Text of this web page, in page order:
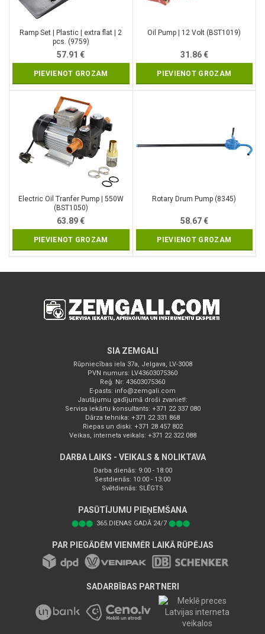
Ramp Set | Plastic | extra flat | 2
pcs. (9759)
57.91€
PIEVIENOT GROZAM
Oil Pump | 12 Volt (BST1019)
31.86€
PIEVIENOT GROZAM
Electric Oil Tranfer Pump | 550W
(BST1050)
63.89€
PIEVIENOT GROZAM
Rotary Drum Pump (8345)
58.67€
PIEVIENOT GROZAM
SIA ZEMGALI
Rūpniecības iela 37a, Jelgava, LV-3008
PVN numurs: LV43603075360
Reģ. Nr: 43603075360
E-pasts: info@zemgali.com
Jautājumu gadījumā droši zvaniet!:
Servisa iekārtu konsultants: +371 22 337 080
Dārza tehnika: +371 22 331 868
Riepas un diski: +371 28 457 802
Veikas, interneta veikals: +371 22 322 088
DARBA LAIKS - VEIKALS & NOLIKTAVA
Darba dienās: 9:00 - 18:00
Sestdienās: 10:00 - 13:00
Svētdienās: SLĒGTS
PASŪTĪJUMU PIEŅEMŠANA
⬤⬤⬤ 365.DIENAS GADĀ 24/7 ⬤⬤⬤
PAR PIEGĀDĒM VIENMĒR LAIKĀ RŪPĒJAS
SADARBĪBAS PARTNERI